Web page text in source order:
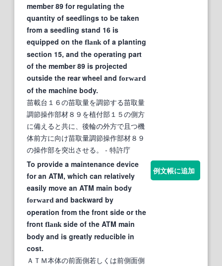
member 89 for regulating the
quantity of seedlings to be taken
from a seedling stand 16 is
equipped on the flank of a planting
section 15, and the operating part
of the member 89 is projected
outside the rear wheel and forward
of the machine body.
苗載台１６の苗取量を調節する苗取量
調節操作部材８９を植付部１５の側方
に備えると共に、後輪の外方で且つ機
体前方に向け苗取量調節操作部材８９
の操作部を突出させる。
- 特許庁
To provide a maintenance device
for an ATM, which can relatively
easily move an ATM main body
forward and backward by
operation from the front side or the
front flank side of the ATM main
body and is greatly reducible in
cost.
ＡＴＭ本体の前面側若しくは前側面側
例文帳に追加